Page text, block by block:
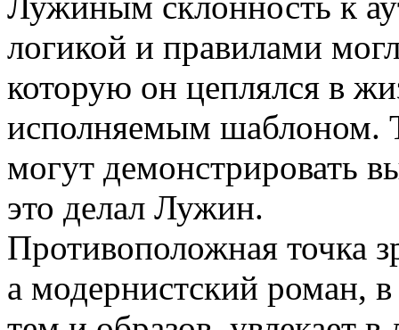
логикой и правилами
которую он цеплялся в
исполняемым шаблоном.
могут демонстрировать
это делал Лужин.
Противоположная точка
а модернистский роман, в